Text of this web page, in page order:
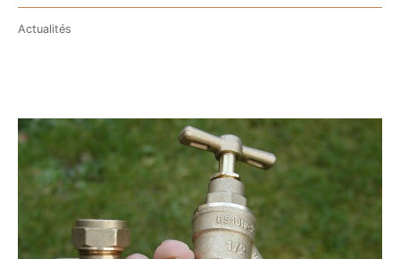
Actualités